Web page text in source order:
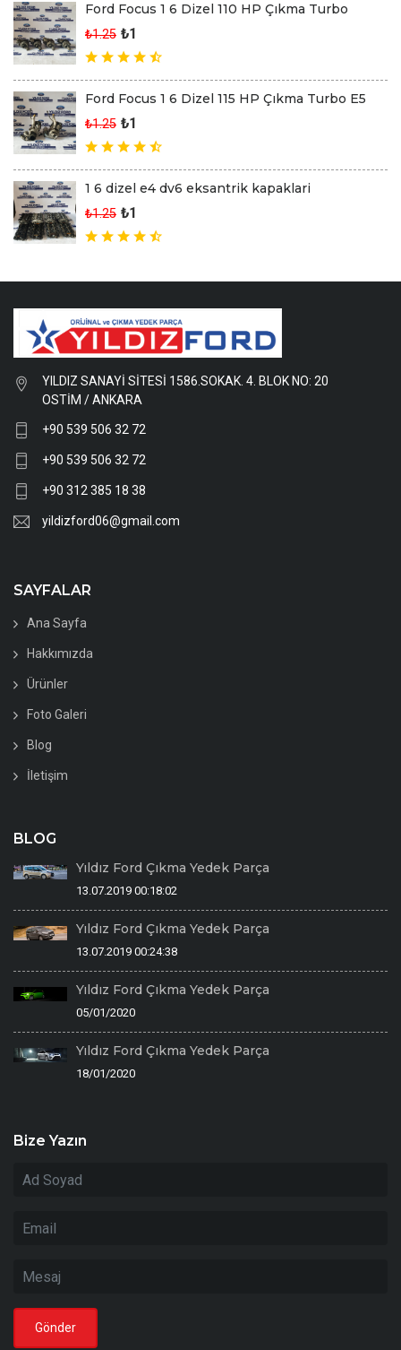
Ford Focus 1 6 Dizel 110 HP Çıkma Turbo
₺1.25 ₺1
Ford Focus 1 6 Dizel 115 HP Çıkma Turbo E5
₺1.25 ₺1
1 6 dizel e4 dv6 eksantrik kapaklari
₺1.25 ₺1
YILDIZ SANAYİ SİTESİ 1586.SOKAK. 4. BLOK NO: 20
OSTİM / ANKARA
+90 539 506 32 72
+90 539 506 32 72
+90 312 385 18 38
yildizford06@gmail.com
SAYFALAR
Ana Sayfa
Hakkımızda
Ürünler
Foto Galeri
Blog
İletişim
BLOG
Yıldız Ford Çıkma Yedek Parça
13.07.2019 00:18:02
Yıldız Ford Çıkma Yedek Parça
13.07.2019 00:24:38
Yıldız Ford Çıkma Yedek Parça
05/01/2020
Yıldız Ford Çıkma Yedek Parça
18/01/2020
Bize Yazın